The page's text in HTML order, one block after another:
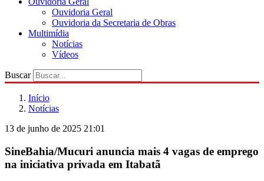
Ouvidoria Geral
Ouvidoria da Secretaria de Obras
Multimídia
Notícias
Vídeos
Buscar
Início
Notícias
13 de junho de 2025 21:01
SineBahia/Mucuri anuncia mais 4 vagas de emprego
na iniciativa privada em Itabatã